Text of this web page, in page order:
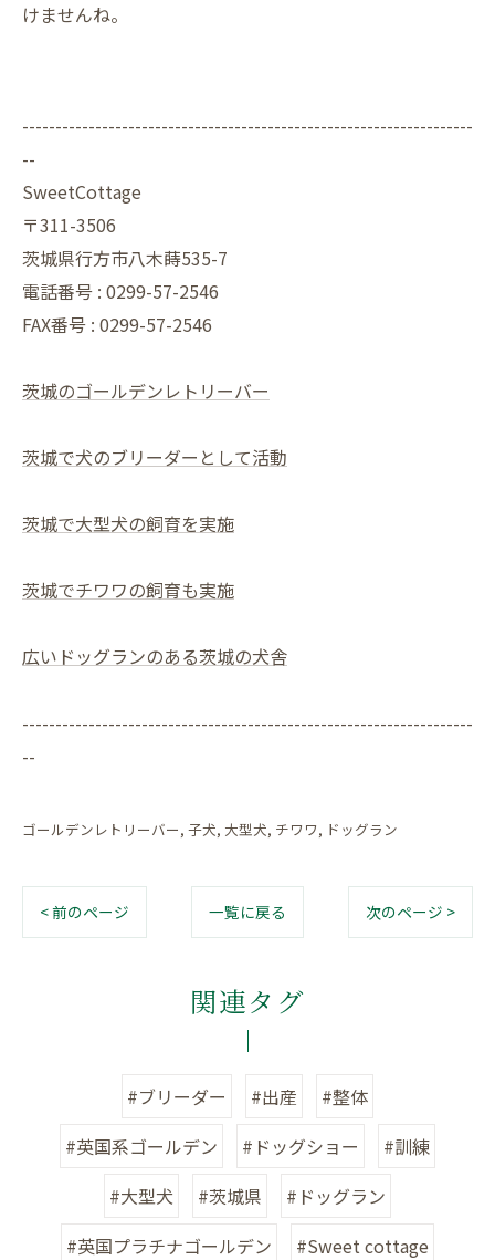
けませんね。
--------------------------------------------------------------------
--
SweetCottage
〒311-3506
茨城県行方市八木蒔535-7
電話番号 : 0299-57-2546
FAX番号 : 0299-57-2546
茨城のゴールデンレトリーバー
茨城で犬のブリーダーとして活動
茨城で大型犬の飼育を実施
茨城でチワワの飼育も実施
広いドッグランのある茨城の犬舎
--------------------------------------------------------------------
--
ゴールデンレトリーバー 子犬 大型犬 チワワ ドッグラン
< 前のページ 一覧に戻る 次のページ >
関連タグ
#ブリーダー #出産
#整体
#英国系ゴールデン
#ドッグショー
#訓練
#大型犬
#茨城県
#ドッグラン
#英国プラチナゴールデン
#Sweet cottage